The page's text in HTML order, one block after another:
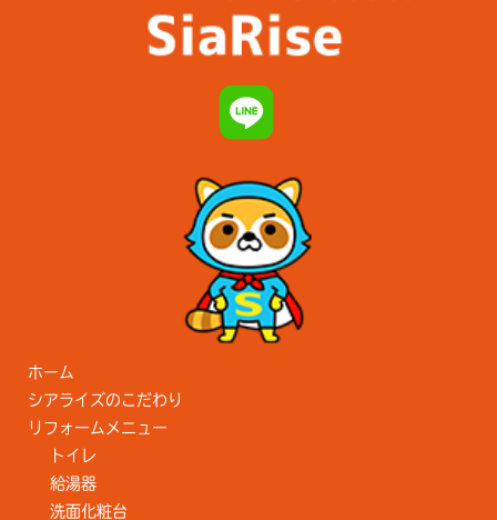
ホーム
シアライズのこだわり
リフォームメニュー
トイレ
給湯器
洗面化粧台